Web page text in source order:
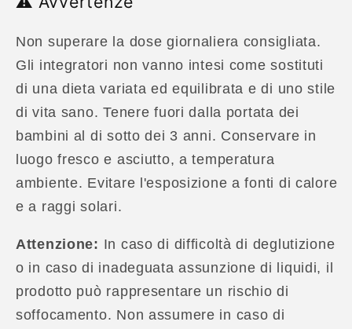
Non superare la dose giornaliera consigliata.
Gli integratori non vanno intesi come sostituti
di una dieta variata ed equilibrata e di uno stile
di vita sano. Tenere fuori dalla portata dei
bambini al di sotto dei 3 anni. Conservare in
luogo fresco e asciutto, a temperatura
ambiente. Evitare l'esposizione a fonti di calore
e a raggi solari.
Attenzione: In caso di difficoltà di deglutizione
o in caso di inadeguata assunzione di liquidi, il
prodotto può rappresentare un rischio di
soffocamento. Non assumere in caso di